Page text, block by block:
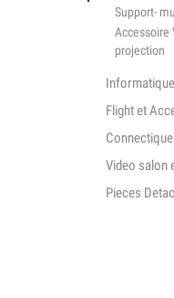
Support-
Accessoire
projection
Flight et
Video salon
Pieces